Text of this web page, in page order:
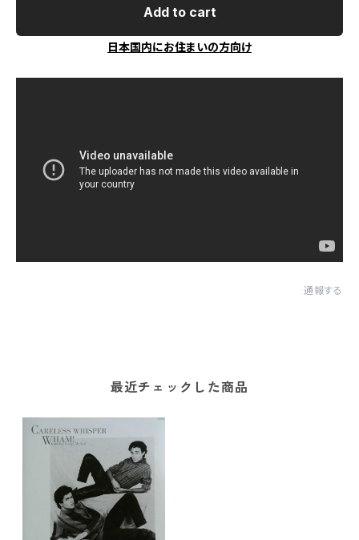
Add to cart
日本国内にお住まいの方向け
通報する
最近チェックした商品